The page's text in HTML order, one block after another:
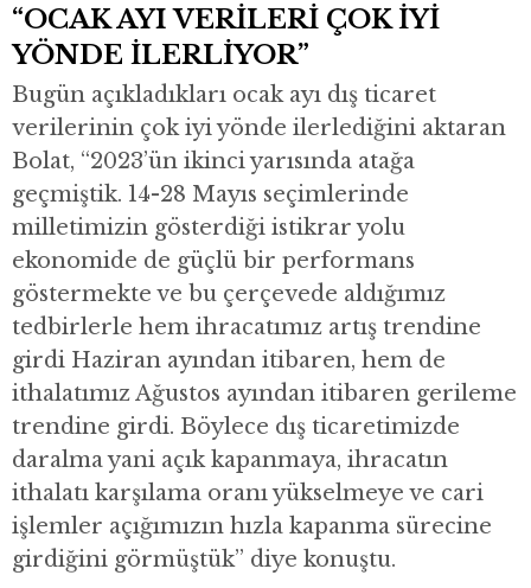
“OCAK AYI VERİLERİ ÇOK İYİ
YÖNDE İLERLİYOR”
Bugün açıkladıkları ocak ayı dış ticaret
verilerinin çok iyi yönde ilerlediğini aktaran
Bolat, “2023’ün ikinci yarısında atağa
geçmiştik. 14-28 Mayıs seçimlerinde
milletimizin gösterdiği istikrar yolu
ekonomide de güçlü bir performans
göstermekte ve bu çerçevede aldığımız
tedbirlerle hem ihracatımız artış trendine
girdi Haziran ayından itibaren, hem de
ithalatımız Ağustos ayından itibaren gerileme
trendine girdi. Böylece dış ticaretimizde
daralma yani açık kapanmaya, ihracatın
ithalatı karşılama oranı yükselmeye ve cari
işlemler açığımızın hızla kapanma sürecine
girdiğini görmüştük” diye konuştu.